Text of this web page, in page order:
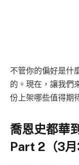
不管你的偏好是什
的。現在，讓我們
份上架哪些值得期
喬恩史都華
Part 2（3月